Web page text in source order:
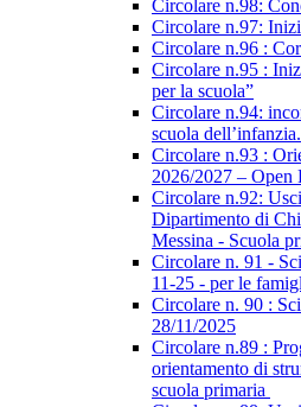
Circolare n.98:
Circolare n.97:
Circolare n.96 :
Circolare n.95 :
per la scuola”
Circolare n.94:
scuola dell’infanzia.
Circolare n.93 :
2026/2027 – Open
Circolare n.92:
Dipartimento di
Messina - Scuola
Circolare n. 91 -
11-25 - per le
Circolare n. 90 :
28/11/2025
Circolare n.89 :
orientamento di
scuola primaria